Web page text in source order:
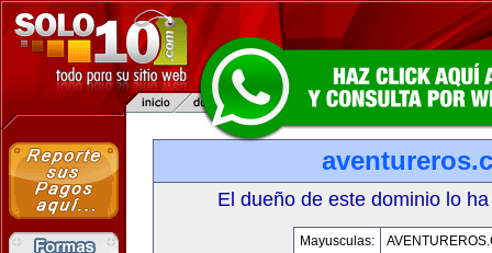
El dueño de este dominio lo
Mayusculas: